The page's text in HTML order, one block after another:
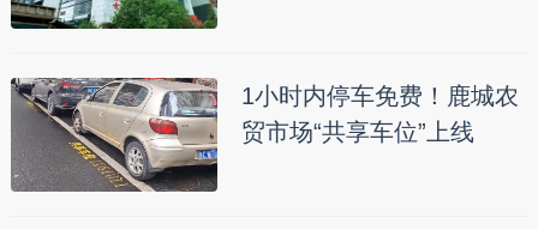
1小时内停车免费！鹿城农
贸市场“共享车位”上线